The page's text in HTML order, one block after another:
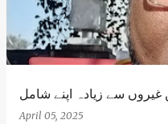
سے زیادہ اپنے شامل
April 05, 2025